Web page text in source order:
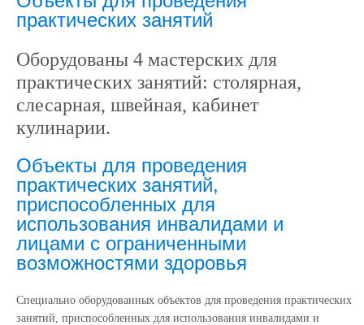
практических занятий
Оборудованы 4 мастерских для
практических занятий: столярная,
слесарная, швейная, кабинет
кулинарии.
Объекты для проведения
практических занятий,
приспособленных для
использования инвалидами и
лицами с ограниченными
возможностями здоровья
Специально оборудованных объектов для проведения практических
занятий, приспособленных для использования инвалидами и